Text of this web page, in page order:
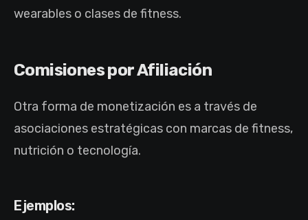
wearables o clases de fitness.
Comisiones por Afiliación
Otra forma de monetización es a través de
asociaciones estratégicas con marcas de fitness,
nutrición o tecnología.
Ejemplos: